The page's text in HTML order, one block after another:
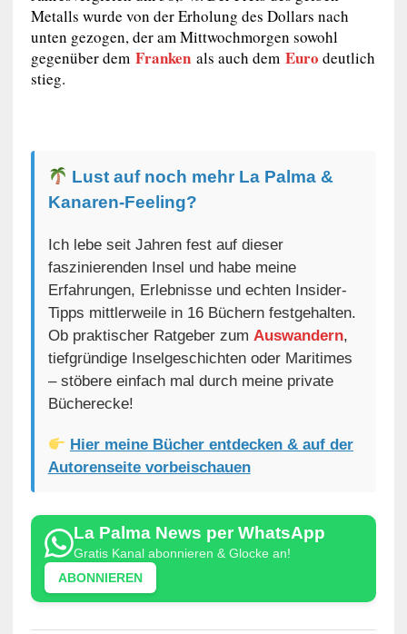
Metalls wurde von der Erholung des Dollars nach
unten gezogen, der am Mittwochmorgen sowohl
gegenüber dem Frankenals auch dem Euro deutlich
stieg.
Lust auf noch mehr La Palma &
Kanaren-Feeling?
Ich lebe seit Jahren fest auf dieser
faszinierenden Insel und habe meine
Erfahrungen, Erlebnisse und echten Insider-
Tipps mittlerweile in 16 Büchern festgehalten.
Ob praktischer Ratgeber zum Auswandern,
tiefgründige Inselgeschichten oder Maritimes
– stöbere einfach mal durch meine private
Bücherecke!
Hier meine Bücher entdecken & auf der
Autorenseite vorbeischauen
La Palma News per WhatsApp
Gratis Kanal abonnieren & Glocke an!
ABONNIEREN